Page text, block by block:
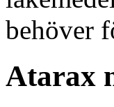
behöver
Atarax